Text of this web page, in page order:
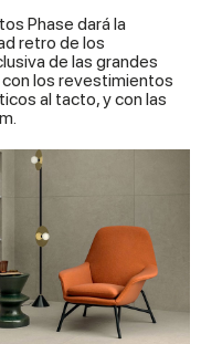
Phase dará la
retro de los
de las grandes
los revestimientos
al tacto, y con las